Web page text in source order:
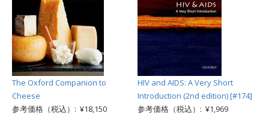
The Oxford Companion to
Cheese
参考価格（税込）: ¥18,150
HIV and AIDS: A Very Short
Introduction (2nd edition) [#174]
参考価格（税込）: ¥1,969